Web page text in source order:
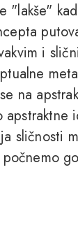
"lakše"
i
na
apstraktne
sličnosti
počnemo